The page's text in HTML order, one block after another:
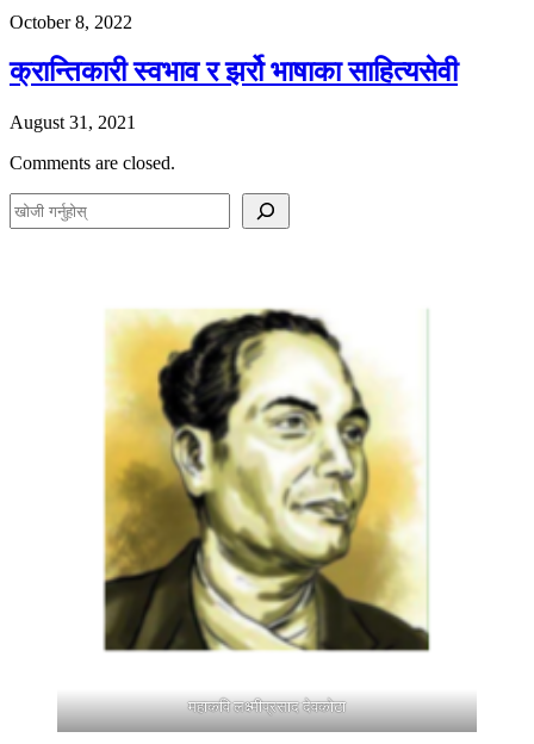
October 8, 2022
क्रान्तिकारी स्वभाव र झर्रो भाषाका साहित्यसेवी
August 31, 2021
Comments are closed.
e
महाकवि लक्ष्मीप्रसाद देवकोटा